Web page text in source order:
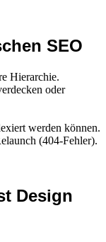
SEO
Hierarchie.
oder
werden können.
(404-Fehler).
Design